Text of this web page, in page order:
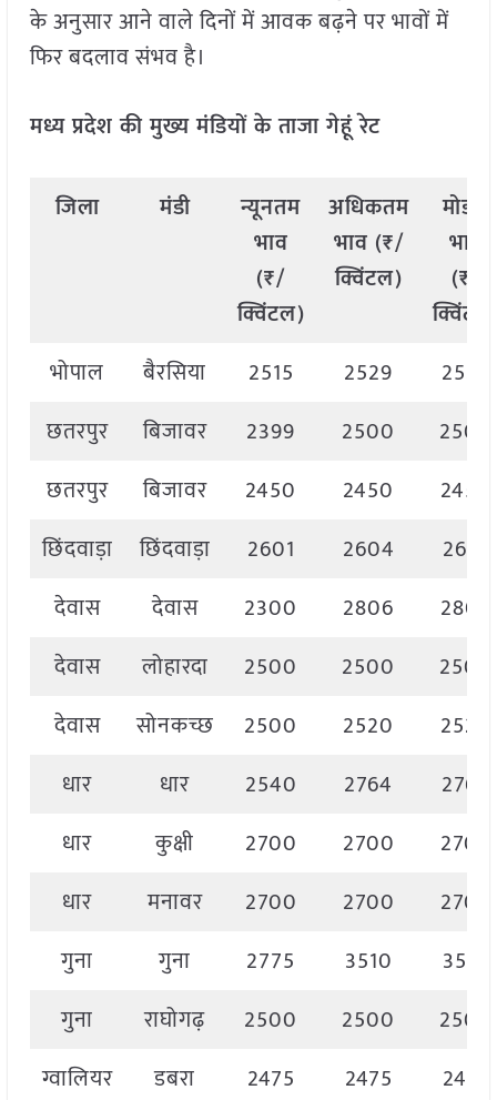
के अनुसार आने वाले दिनों में आवक बढ़ने पर भावों में
फिर बदलाव संभव है।
मध्य प्रदेश की मुख्य मंडियों के ताजा गेहूं रेट
जिला मंडी
न्यूनतम
भाव
(₹/
क्विंटल)
अधिकतम
भाव (₹/
क्विंटल)
मोडल
भाव
(₹/
भोपाल
बैरसिया 2515 2529
2529
छतरपुर
बिजावर 2399 2500
2500
छतरपुर
बिजावर 2450 2450
2450
छिंदवाड़ा
छिंदवाड़ा 2601 2604
2601
देवास
देवास 2300 2806
2806
देवास
लोहारदा 2500 2500
2500
देवास
सोनकच्छ 2500 2520
2520
धार
धार 2540 2764
2764
धार
कुक्षी 2700 2700
2700
धार
मनावर 2700 2700
2700
गुना
गुना 2775 3510
3510
गुना
राघोगढ़ 2500 2500
2500
ग्वालियर
डबरा 2475 2475
2475